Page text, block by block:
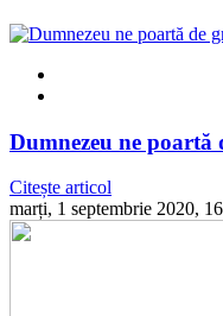
Dumnezeu ne
Citește articol
marți, 1 septembrie 2020,